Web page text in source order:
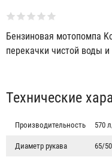
Бензиновая мотопомпа
перекачки чистой воды и
Табы
Технические
Производительность 570
Диаметр рукава 65/